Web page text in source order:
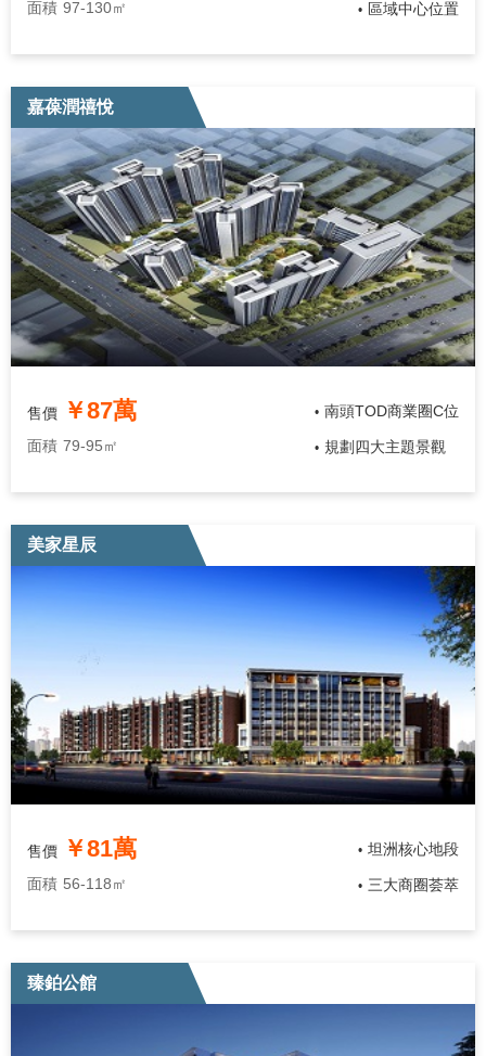
面積 97-130㎡ • 區域中心位置
嘉葆潤禧悅
售價 ￥87萬
面積 79-95㎡
• 南頭TOD商業圈C位
• 規劃四大主題景觀
美家星辰
售價 ￥81萬
面積 56-118㎡
• 坦洲核心地段
• 三大商圈荟萃
臻鉑公館